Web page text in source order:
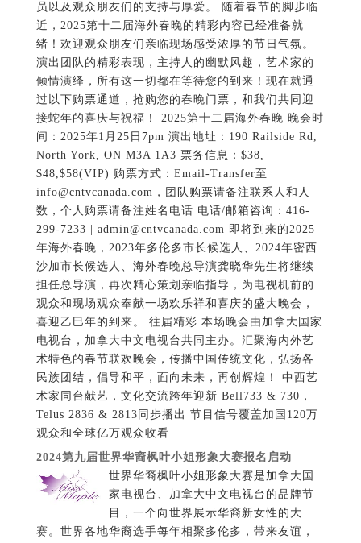
员以及观众朋友们的支持与厚爱。 随着春节的脚步临
近，2025第十二届海外春晚的精彩内容已经准备就
绪！欢迎观众朋友们亲临现场感受浓厚的节日气氛。
演出团队的精彩表现，主持人的幽默风趣，艺术家的
倾情演绎，所有这一切都在等待您的到来！现在就通
过以下购票通道，抢购您的春晚门票，和我们共同迎
接蛇年的喜庆与祝福！ 2025第十二届海外春晚 晚会时
间：2025年1月25日7pm 演出地址：190 Railside Rd,
North York, ON M3A 1A3 票务信息：$38,
$48,$58(VIP) 购票方式：Email-Transfer至
info@cntvcanada.com，团队购票请备注联系人和人
数，个人购票请备注姓名电话 电话/邮箱咨询：416-
299-7233 | admin@cntvcanada.com 即将到来的2025
年海外春晚，2023年多伦多市长候选人、2024年密西
沙加市长候选人、海外春晚总导演龚晓华先生将继续
担任总导演，再次精心策划亲临指导，为电视机前的
观众和现场观众奉献一场欢乐祥和喜庆的盛大晚会，
喜迎乙巳年的到来。 往届精彩 本场晚会由加拿大国家
电视台，加拿大中文电视台共同主办。汇聚海内外艺
术特色的春节联欢晚会，传播中国传统文化，弘扬各
民族团结，倡导和平，面向未来，再创辉煌！ 中西艺
术家同台献艺，文化交流跨年迎新 Bell733 & 730，
Telus 2836 & 2813同步播出 节目信号覆盖加国120万
观众和全球亿万观众收看
2024第九届世界华裔枫叶小姐形象大赛报名启动
世界华裔枫叶小姐形象大赛是加拿大国
家电视台、加拿大中文电视台的品牌节
目，一个向世界展示华裔新女性的大
赛。世界各地华裔选手每年相聚多伦多，带来友谊，